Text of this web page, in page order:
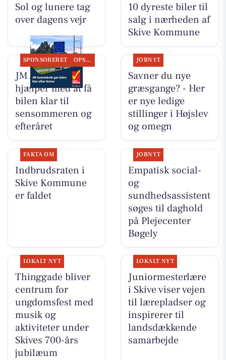
Sol og lunere tag
over dagens vejr
10 dyreste biler til
salg i nærheden af
Skive Kommune
SPONSORERET OPSLAGSTAVLEN
JM Autoteknik
hjælper med at få
bilen klar til
sensommeren og
efteråret
JOBNYT
Savner du nye
græsgange? - Her
er nye ledige
stillinger i Højslev
og omegn
FAKTA OM
Indbrudsraten i
Skive Kommune
er faldet
JOBNYT
Empatisk social-
og
sundhedsassistent
søges til daghold
på Plejecenter
Bøgely
LOKALT NYT
Thinggade bliver
centrum for
ungdomsfest med
musik og
aktiviteter under
Skives 700-års
jubilæum
LOKALT NYT
Juniormesterlære
i Skive viser vejen
til lærepladser og
inspirerer til
landsdækkende
samarbejde